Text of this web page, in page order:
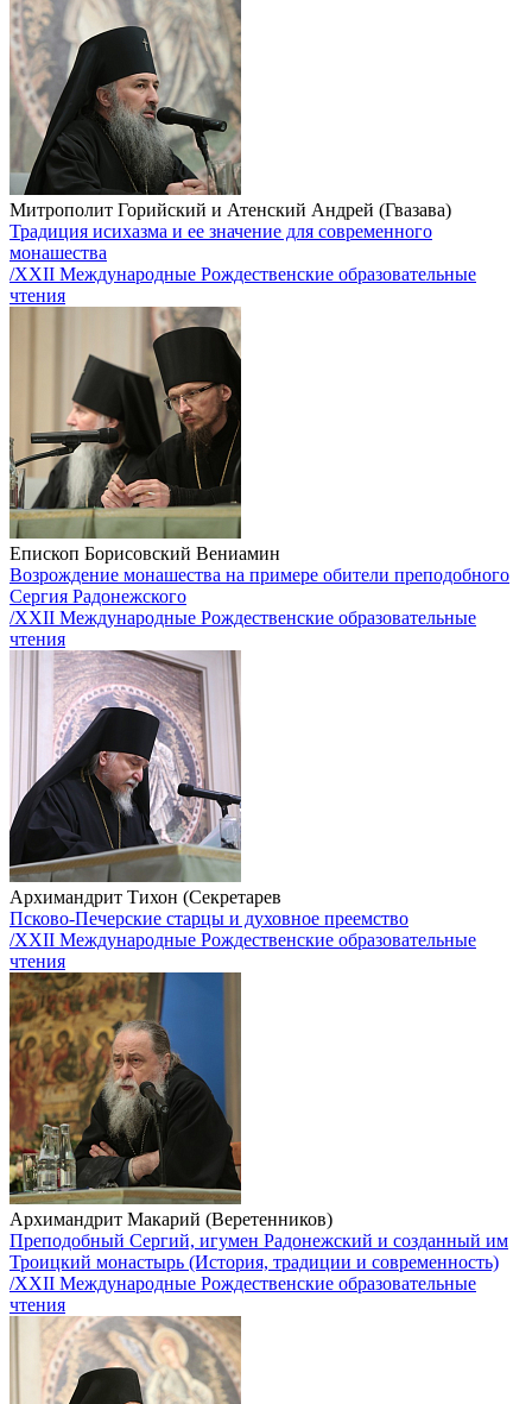
Митрополит Горийский и Атенский Андрей (Гвазава)
Традиция исихазма и ее значение для современного
монашества
/XXII Международные Рождественские образовательные
чтения
Епископ Борисовский Вениамин
Возрождение монашества на примере обители преподобного
Сергия Радонежского
/XXII Международные Рождественские образовательные
чтения
Архимандрит Тихон (Секретарев
Псково-Печерские старцы и духовное преемство
/XXII Международные Рождественские образовательные
чтения
Архимандрит Макарий (Веретенников)
Преподобный Сергий, игумен Радонежский и созданный им
Троицкий монастырь (История, традиции и современность)
/XXII Международные Рождественские образовательные
чтения